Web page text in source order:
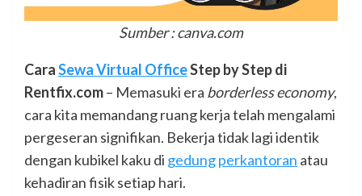
Sumber : canva.com
CaraSewa Virtual OfficeStep by Step di
Rentfix.com– Memasuki era borderless economy,
cara kita memandang ruang kerja telah mengalami
pergeseran signifikan. Bekerja tidak lagi identik
dengan kubikel kaku di gedungperkantoran atau
kehadiran fisik setiap hari.